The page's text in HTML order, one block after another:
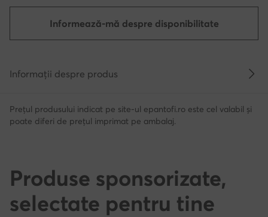
Informează-mă despre disponibilitate
Informații despre produs
Prețul produsului indicat pe site-ul epantofi.ro este cel valabil și
poate diferi de prețul imprimat pe ambalaj.
Produse sponsorizate,
selectate pentru tine